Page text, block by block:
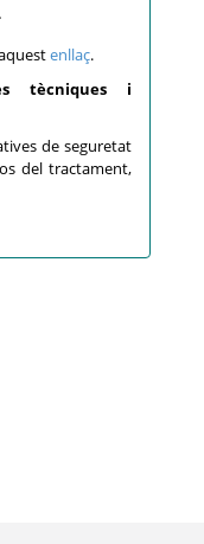
enllaç.
tècniques i
de seguretat
del tractament,